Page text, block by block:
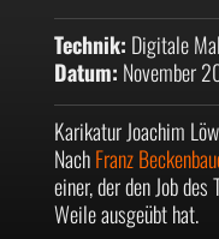
Technik: Digitale
Datum: November
Karikatur Joachim
NachFranz
einer, der den Job
Weile ausgeübt hat.